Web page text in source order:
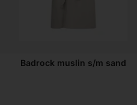
Badrock muslin s/m sand